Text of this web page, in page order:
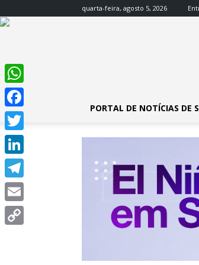
quarta-feira, agosto 5, 2026
PORTAL DE NOTÍCIAS DE
WhatsApp
Facebook
Twitter
LinkedIn
Telegram
Email